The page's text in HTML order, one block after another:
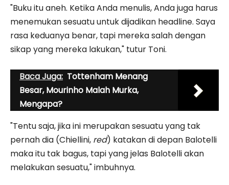
"Buku itu aneh. Ketika Anda menulis, Anda juga harus
menemukan sesuatu untuk dijadikan headline. Saya
rasa keduanya benar, tapi mereka salah dengan
sikap yang mereka lakukan," tutur Toni.
Baca Juga: Tottenham Menang
Besar, Mourinho Malah Murka,
Mengapa?
"Tentu saja, jika ini merupakan sesuatu yang tak
pernah dia (Chiellini, red) katakan di depan Balotelli
maka itu tak bagus, tapi yang jelas Balotelli akan
melakukan sesuatu," imbuhnya.